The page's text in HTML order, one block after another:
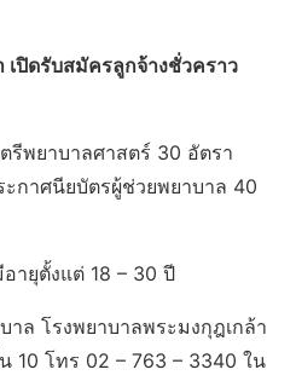
เปิดรับสมัครลูกจ้างชั่วคราว
พยาบาลศาสตร์ 30 อัตรา
กาศนียบัตรผู้ช่วยพยาบาล 40
ายุตั้งแต่ 18 – 30 ปี
ล โรงพยาบาลพระมงกุฎเกล้า
10 โทร 02 – 763 – 3340 ใน